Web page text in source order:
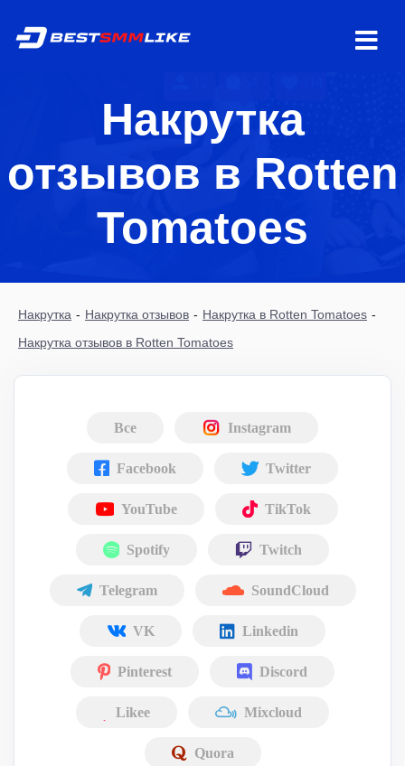
Накрутка
отзывов в Rotten
Tomatoes
Накрутка - Накрутка отзывов - Накрутка в Rotten Tomatoes -
Накрутка отзывов в Rotten Tomatoes
Все Instagram
Facebook Twitter
YouTube TikTok
Spotify Twitch
Telegram SoundCloud
VK Linkedin
Pinterest Discord
Likee Mixcloud
Quora